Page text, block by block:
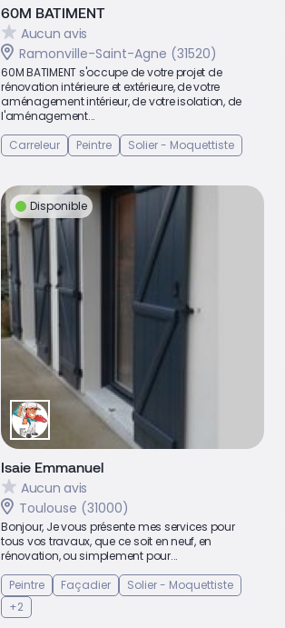
60M BATIMENT
Aucun avis
Ramonville-Saint-Agne (31520)
60M BATIMENT s'occupe de votre projet de
rénovation intérieure et extérieure, de votre
aménagement intérieur, de votre isolation, de
l'aménagement...
Carreleur
Peintre Solier - Moquettiste
Disponible
Isaie Emmanuel
Aucun avis
Toulouse (31000)
Bonjour, Je vous présente mes services pour
tous vos travaux, que ce soit en neuf, en
rénovation, ou simplement pour...
Peintre
Façadier
Solier - Moquettiste
+2